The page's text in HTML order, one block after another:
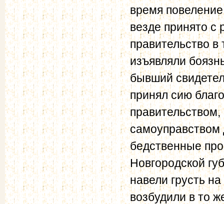
время
везде принято с
правительство
изъявляли
бывший
принял сию
самоуправством
бедственные
Новгородской
навели грусть
возбудили в то